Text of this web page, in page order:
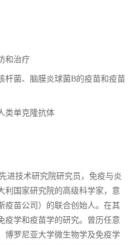
和治疗
杆菌、脑膜炎球菌B的疫苗和疫苗
类单克隆抗体
进技术研究院研究员，免疫与炎
利国家研究院的高级科学家，意
疫苗公司）的联合创始人。在其
疫学和疫苗学的研究。曾历任意
博罗尼亚大学微生物学及免疫学